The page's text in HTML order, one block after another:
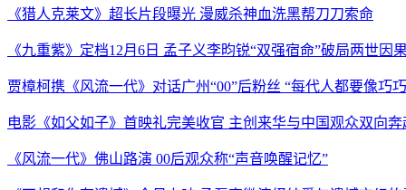
《猎人克莱文》超长片段曝光 漫威杀神血洗黑帮刀刀索命
《九重紫》定档12月6日 孟子义李昀锐“双强宿命”破局两世因
贾樟柯携《风流一代》对话广州“00”后粉丝 “每代人都要像巧
电影《如父如子》首映礼完美收官 主创来华与中国观众双向奔
《风流一代》佛山路演 00后观众称“声音唤醒记忆”